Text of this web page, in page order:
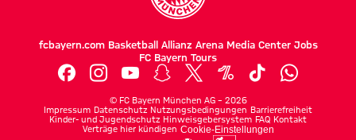
fcbayern.com Basketball Allianz Arena Media Center Jobs
FC Bayern Tours
© FC Bayern München AG – 2026
Impressum Datenschutz Nutzungsbedingungen Barrierefreiheit
Kinder- und Jugendschutz Hinweisgebersystem FAQ Kontakt
Verträge hier kündigen Cookie-Einstellungen